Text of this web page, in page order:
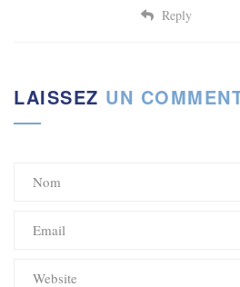
Reply
LAISSEZ UN